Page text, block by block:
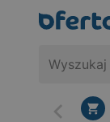
Wstecz